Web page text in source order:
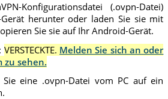
Konfigurationsdatei (.ovpn-Datei)
herunter oder laden Sie sie mit
Sie sie auf Ihr Android-Gerät.
VERSTECKTE. Melden Sie sich an oder
zu sehen.
eine .ovpn-Datei vom PC auf ein